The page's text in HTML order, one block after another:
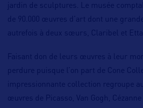
jardin de sculptures. Le musée
de 90.000 œuvres d’art dont une
autrefois à deux sœurs, Claribel et Etta
Faisant don de leurs œuvres à leur
perdure puisque l’on part de Cone
impressionnante collection regroupe
œuvres de Picasso, Van Gogh,